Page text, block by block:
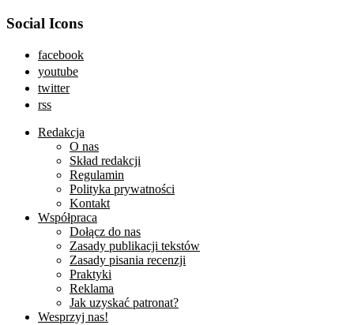
Social Icons
facebook
youtube
twitter
rss
Redakcja
O nas
Skład redakcji
Regulamin
Polityka prywatności
Kontakt
Współpraca
Dołącz do nas
Zasady publikacji tekstów
Zasady pisania recenzji
Praktyki
Reklama
Jak uzyskać patronat?
Wesprzyj nas!